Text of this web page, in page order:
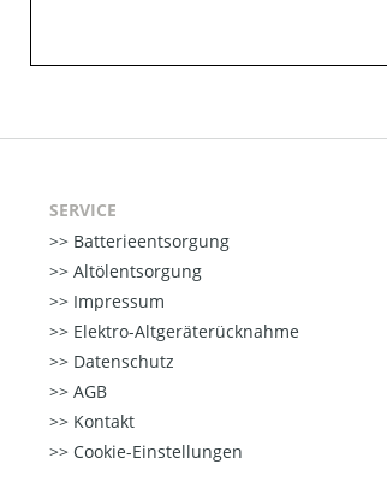
SERVICE
Batterieentsorgung
Altölentsorgung
Impressum
Elektro-Altgeräterücknahme
Datenschutz
AGB
Kontakt
Cookie-Einstellungen